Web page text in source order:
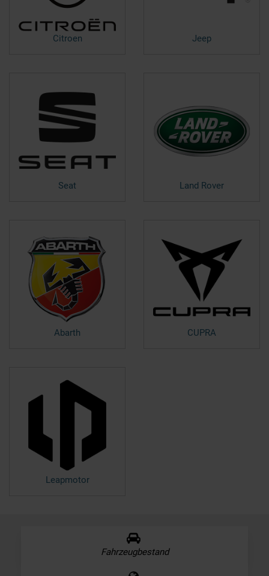
Citroen Jeep
Seat Land Rover
Abarth CUPRA
Leapmotor
Fahrzeugbestand